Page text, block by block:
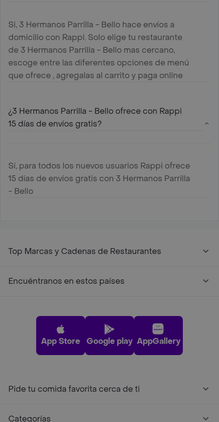
Si, 3 Hermanos Parrilla - Bello hace envíos a
domicilio con Rappi. Solo elige tu restaurante
de 3 Hermanos Parrilla - Bello mas cercano,
escoge entre las diferentes opciones de menú
que ofrece , agregalas al carrito y paga online
¿3 Hermanos Parrilla - Bello ofrece con Rappi
15 días de envíos gratis?
Sí, para todos los nuevos usuarios Rappi ofrece
15 días de envíos gratis con 3 Hermanos Parrilla
- Bello
Top Marcas y Cadenas de Restaurantes
Encuéntranos en estos países
App Store Google play AppGallery
Pide tu comida favorita cerca de ti
Categorías